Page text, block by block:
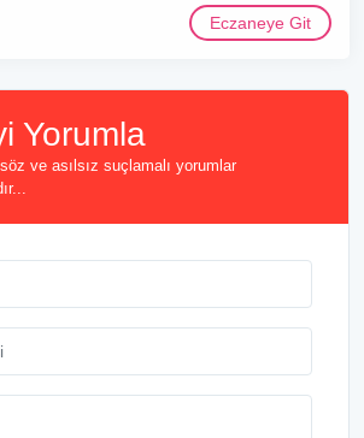
Eczaneye Git
Yorumla
ve asılsız suçlamalı yorumlar